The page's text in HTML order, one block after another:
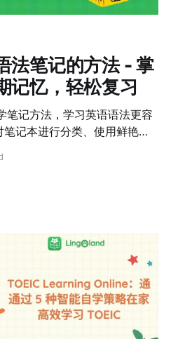
法笔记的方法 - 掌
记忆，轻松复习
笔记方法，学习英语语法更容
记本进行分类、使用鲜艳的